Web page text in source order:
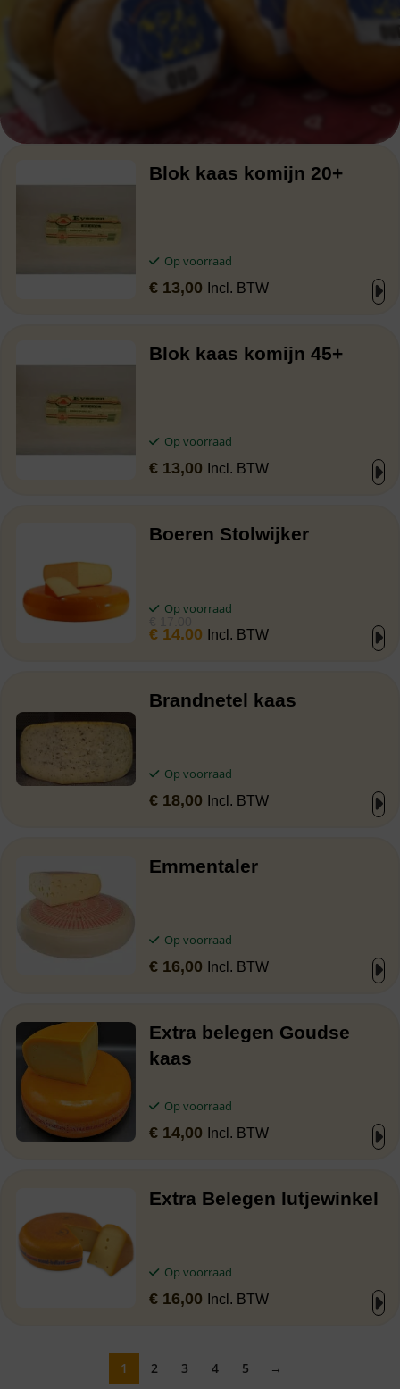
Blok kaas komijn 20+
Op voorraad
€ 13,00 Incl. BTW
Blok kaas komijn 45+
Op voorraad
€ 13,00 Incl. BTW
Boeren Stolwijker
Op voorraad
€ 14.00 Incl. BTW
Brandnetel kaas
Op voorraad
€ 18,00 Incl. BTW
Emmentaler
Op voorraad
€ 16,00 Incl. BTW
Extra belegen Goudse
kaas
Op voorraad
€ 14,00 Incl. BTW
Extra Belegen lutjewinkel
Op voorraad
€ 16,00 Incl. BTW
1 2 3 4 5 →